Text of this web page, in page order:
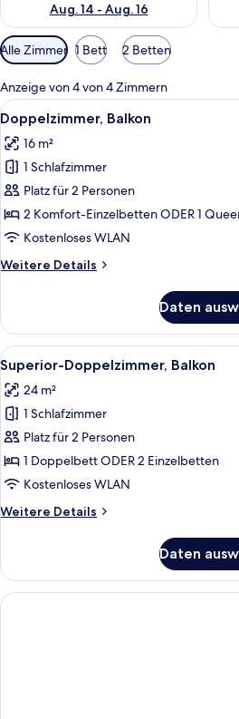
Aug. 14 - Aug. 16
Verfügbare
Filter
für
Zimmer
Alle Zimmer 1 Bett 2 Betten
Anzeige von 4 von 4 Zimmern
Alle
Fotos
für
Doppelzimmer,
Balkon
anzeigen
Ein
2
Doppelzimmer, Balkon
16 m²
1 Schlafzimmer
Platz für 2 Personen
2 Komfort-Einzelbetten ODER 1
Kostenloses WLAN
Weitere Details
Weitere
Balkon
Daten
Alle
Fotos
für
Superior-
Doppelzimmer,
Balkon
anzeigen
Ein
3
Superior-Doppelzimmer, Balkon
24 m²
1 Schlafzimmer
Platz für 2 Personen
1 Doppelbett ODER 2 Einzelbetten
Kostenloses WLAN
Weitere Details
Weitere
Doppelzimmer,
Balkon
Daten